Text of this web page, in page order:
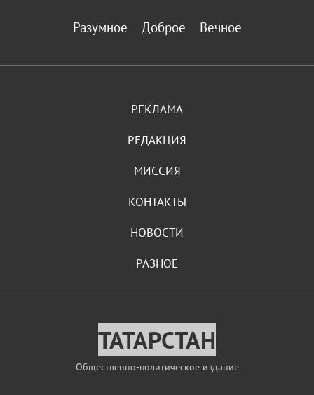
Разумное Доброе Вечное
РЕКЛАМА
РЕДАКЦИЯ
МИССИЯ
КОНТАКТЫ
НОВОСТИ
РАЗНОЕ
ТАТАРСТАН
Общественно-политическое издание